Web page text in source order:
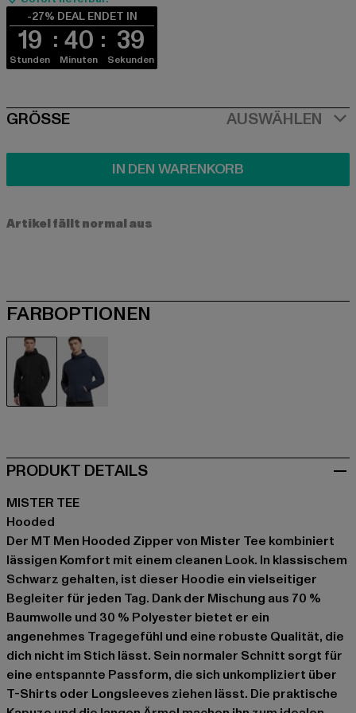
-27% DEAL ENDET IN
19
Stunden
40
Minuten
39
Sekunden
SIZE
GRÖSSE AUSWÄHLEN
IN DEN WARENKORB
Artikel fällt normal aus
FARBOPTIONEN
PRODUKT DETAILS
MISTER TEE
Hooded
Der MT Men Hooded Zipper von Mister Tee kombiniert
lässigen Komfort mit einem cleanen Look. In klassischem
Schwarz gehalten, ist dieser Hoodie ein vielseitiger
Begleiter für jeden Tag. Dank der Mischung aus 70 %
Baumwolle und 30 % Polyester bietet er ein
angenehmes Tragegefühl und eine robuste Qualität, die
dich nicht im Stich lässt. Sein normaler Schnitt sorgt für
eine entspannte Passform, die sich unkompliziert über
T-Shirts oder Longsleeves ziehen lässt. Die praktische